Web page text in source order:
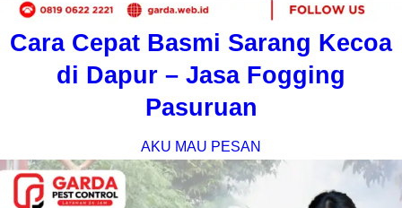
Cara Cepat Basmi Sarang Kecoa
di Dapur – Jasa Fogging
Pasuruan
AKU MAU PESAN